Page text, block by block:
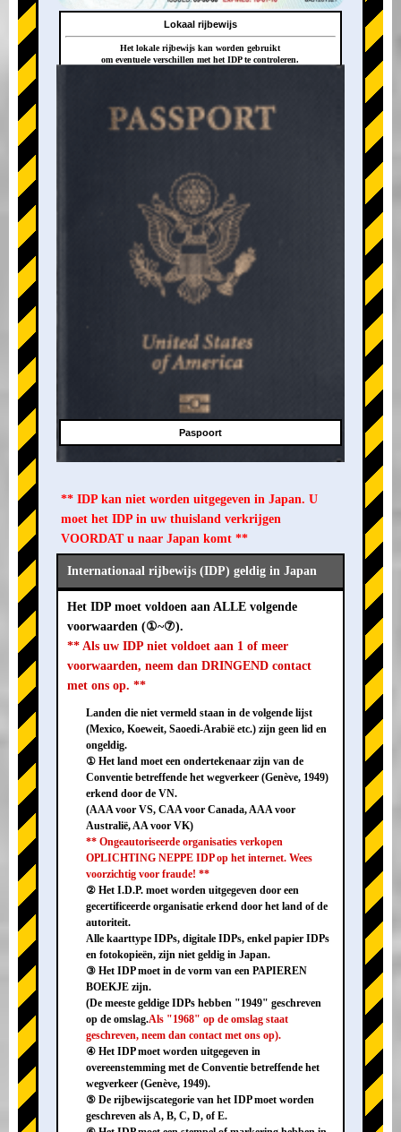
+
Lokaal rijbewijs
Het lokale rijbewijs kan worden gebruikt
om eventuele verschillen met het IDP te controleren.
Paspoort
** IDP kan niet worden uitgegeven in Japan. U
moet het IDP in uw thuisland verkrijgen
VOORDAT u naar Japan komt **
Internationaal rijbewijs (IDP) geldig in Japan
Het IDP moet voldoen aan ALLE volgende
voorwaarden (①~⑦).
** Als uw IDP niet voldoet aan 1 of meer
voorwaarden, neem dan DRINGEND contact
met ons op. **
Landen die niet vermeld staan in de volgende lijst
(Mexico, Koeweit, Saoedi-Arabië etc.) zijn geen lid en
ongeldig.
① Het land moet een ondertekenaar zijn van de
Conventie betreffende het wegverkeer (Genève, 1949)
erkend door de VN.
(AAA voor VS, CAA voor Canada, AAA voor
Australië, AA voor VK)
** Ongeautoriseerde organisaties verkopen
OPLICHTING NEPPE IDP op het internet. Wees
voorzichtig voor fraude! **
② Het I.D.P. moet worden uitgegeven door een
gecertificeerde organisatie erkend door het land of de
autoriteit.
Alle kaarttype IDPs, digitale IDPs, enkel papier IDPs
en fotokopieën, zijn niet geldig in Japan.
③ Het IDP moet in de vorm van een PAPIEREN
BOEKJE zijn.
(De meeste geldige IDPs hebben "1949" geschreven
op de omslag.Als "1968" op de omslag staat
geschreven, neem dan contact met ons op).
④ Het IDP moet worden uitgegeven in
overeenstemming met de Conventie betreffende het
wegverkeer (Genève, 1949).
⑤ De rijbewijscategorie van het IDP moet worden
geschreven als A, B, C, D, of E.